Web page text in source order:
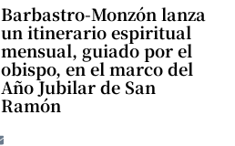
Barbastro-Monzón lanza
un itinerario espiritual
mensual, guiado por el
obispo, en el marco del
Año Jubilar de San
Ramón